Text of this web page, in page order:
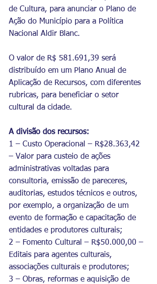
de Cultura, para anunciar o Plano de
Ação do Município para a Política
Nacional Aldir Blanc.
O valor de R$ 581.691,39 será
distribuído em um Plano Anual de
Aplicação de Recursos, com diferentes
rubricas, para beneficiar o setor
cultural da cidade.
A divisão dos recursos:
1 – Custo Operacional – R$28.363,42
– Valor para custeio de ações
administrativas voltadas para
consultoria, emissão de pareceres,
auditorias, estudos técnicos e outros,
por exemplo, a organização de um
evento de formação e capacitação de
entidades e produtores culturais;
2 – Fomento Cultural – R$50.000,00 –
Editais para agentes culturais,
associações culturais e produtores;
3 – Obras, reformas e aquisição de